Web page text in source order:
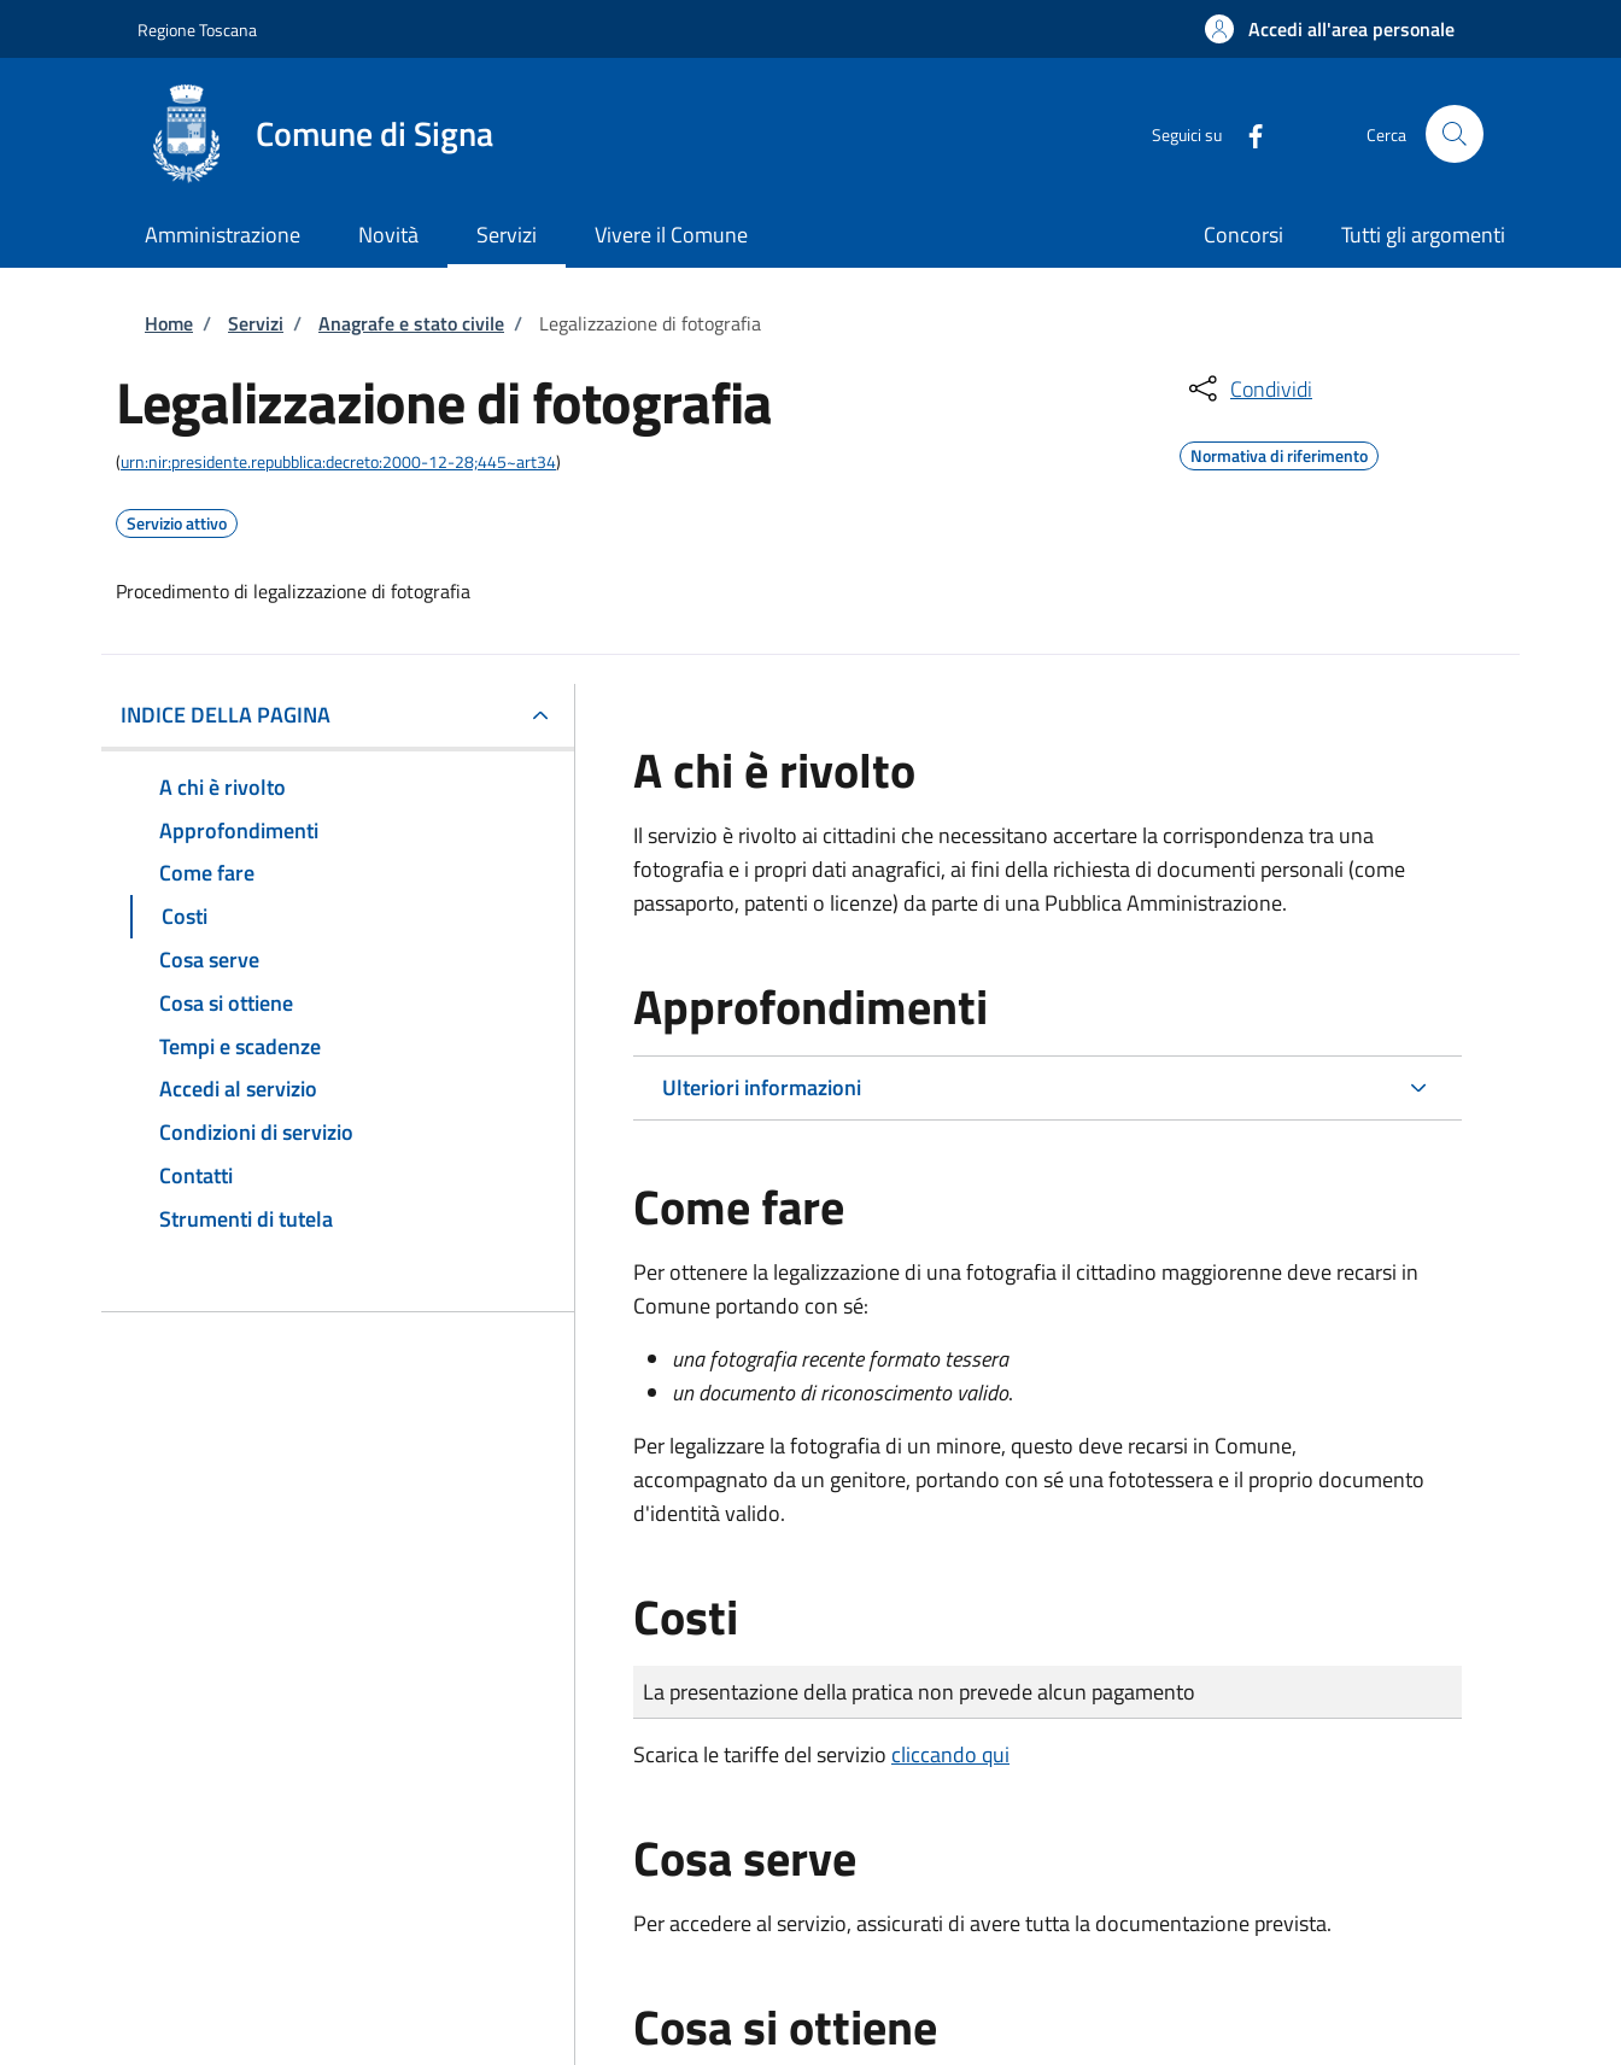
Regione Toscana Accedi all'area personale
Comune di Signa Seguici su Cerca
Amministrazione Novità Servizi Vivere il Comune Concorsi Tutti gli argomenti
Briciole di pane
Home / Servizi / Anagrafe e stato civile / Legalizzazione di fotografia
Legalizzazione di fotografia
(urn:nir:presidente.repubblica:decreto:2000-12-28;445~art34)
Servizio attivo
Procedimento di legalizzazione di fotografia
Condividi
Normativa di riferimento
INDICE DELLA PAGINA
A chi è rivolto
Approfondimenti
Come fare
Costi
Cosa serve
Cosa si ottiene
Tempi e scadenze
Accedi al servizio
Condizioni di servizio
Contatti
Strumenti di tutela
A chi è rivolto
Il servizio è rivolto ai cittadini che necessitano accertare la corrispondenza tra una
fotografia e i propri dati anagrafici, ai fini della richiesta di documenti personali (come
passaporto, patenti o licenze) da parte di una Pubblica Amministrazione.
Approfondimenti
Ulteriori informazioni
Come fare
Per ottenere la legalizzazione di una fotografia il cittadino maggiorenne deve recarsi in
Comune portando con sé:
una fotografia recente formato tessera
un documento di riconoscimento valido.
Per legalizzare la fotografia di un minore, questo deve recarsi in Comune,
accompagnato da un genitore, portando con sé una fototessera e il proprio documento
d'identità valido.
Costi
Tipo di pagamento
Importo
La presentazione della pratica non prevede alcun pagamento
Scarica le tariffe del servizio cliccando qui
Cosa serve
Per accedere al servizio, assicurati di avere tutta la documentazione prevista.
Cosa si ottiene